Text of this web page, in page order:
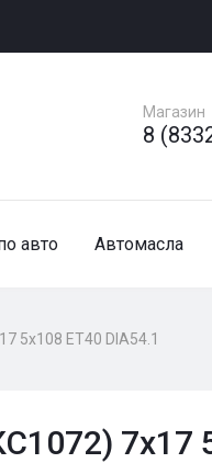
Магазин
8
авто Автомасла
5x108 ET40 DIA54.1
7x17